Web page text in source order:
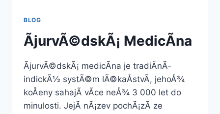
BLOG
ÃjurvÃ©dskÃ¡ MedicÃ­na
ÃjurvÃ©dskÃ¡ medicÃ­na je tradiÄnÃ­
indickÃ½ systÃ©m lÃ©kaÅstvÃ­, jehoÅ¾
koÅeny sahajÃ­ vÃ­ce neÅ¾ 3 000 let do
minulosti. JejÃ­ nÃ¡zev pochÃ¡zÃ­ ze